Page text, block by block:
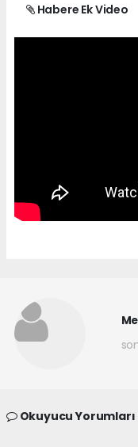
Habere Ek Video
Okuyucu Yorumları